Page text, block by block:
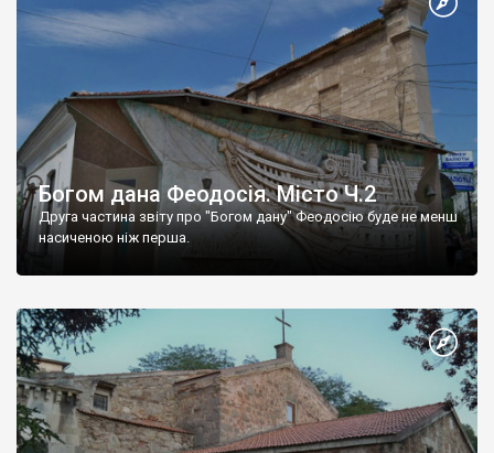
Богом дана Феодосія. Місто Ч.2
Друга частина звіту про "Богом дану" Феодосію буде не менш
насиченою ніж перша.